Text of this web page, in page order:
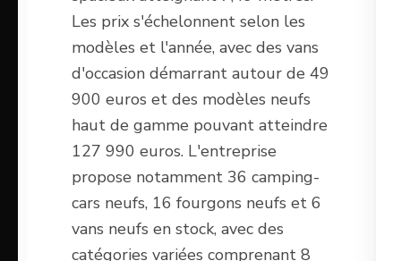
Les prix s'échelonnent selon les
modèles et l'année, avec des vans
d'occasion démarrant autour de 49
900 euros et des modèles neufs
haut de gamme pouvant atteindre
127 990 euros. L'entreprise
propose notamment 36 camping-
cars neufs, 16 fourgons neufs et 6
vans neufs en stock, avec des
catégories variées comprenant 8